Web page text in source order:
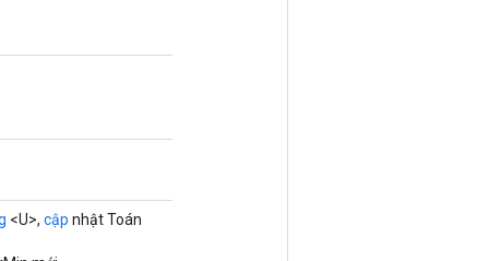
<U>, cập nhật Toán